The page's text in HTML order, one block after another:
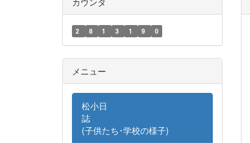
2 8 1 3 1 9 0
メニュー
松小日
誌
(子供たち･学校の様子)